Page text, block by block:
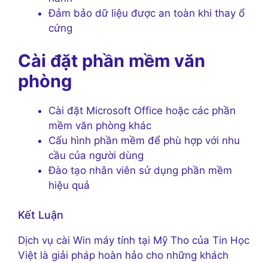
Đảm bảo dữ liệu được an toàn khi thay ổ
cứng
Cài đặt phần mềm văn
phòng
Cài đặt Microsoft Office hoặc các phần
mềm văn phòng khác
Cấu hình phần mềm để phù hợp với nhu
cầu của người dùng
Đào tạo nhân viên sử dụng phần mềm
hiệu quả
Kết Luận
Dịch vụ cài Win máy tính tại Mỹ Tho của Tin Học
Việt là giải pháp hoàn hảo cho những khách